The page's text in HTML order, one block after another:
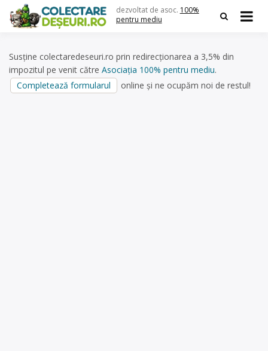
content
dezvoltat de asoc. 100%
pentru mediu
Susține colectaredeseuri.ro prin redirecționarea a 3,5% din
impozitul pe venit către Asociația 100% pentru mediu.
Completează formularul
online și ne ocupăm noi de restul!